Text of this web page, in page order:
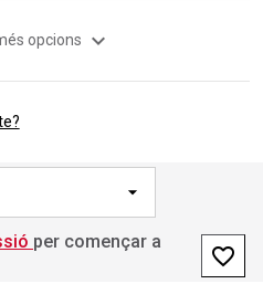
opcions expand_more
per començar a
favorite_border